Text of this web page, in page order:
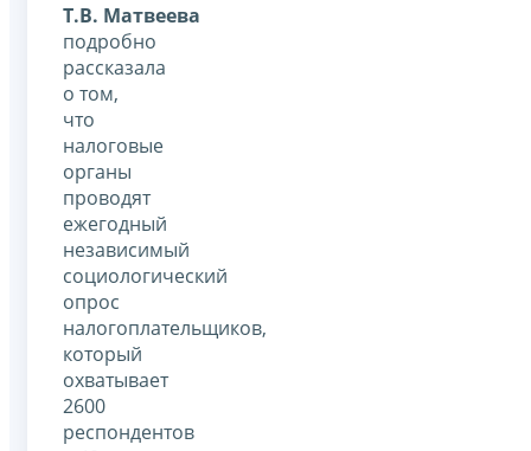
Т.В. Матвеева
подробно
рассказала
о том,
что
налоговые
органы
проводят
ежегодный
независимый
социологический
опрос
налогоплательщиков,
который
охватывает
2600
респондентов